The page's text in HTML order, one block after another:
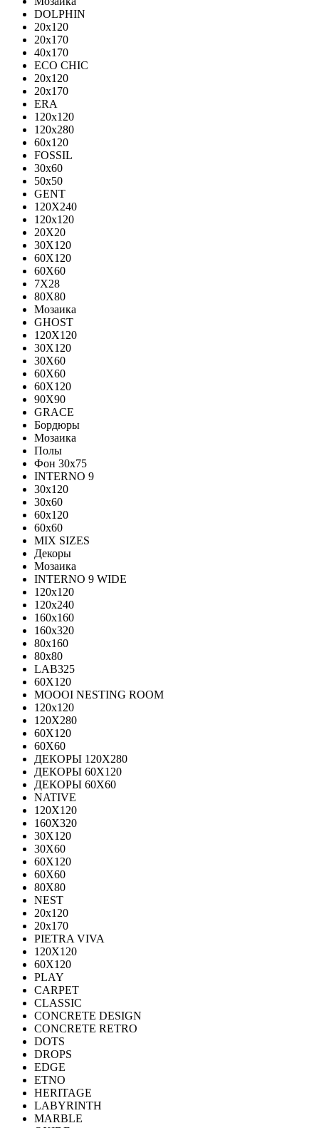
DOLPHIN
20x120
20x170
40x170
ECO CHIC
20х120
20х170
ERA
120x120
120x280
60x120
FOSSIL
30x60
50x50
GENT
120X240
120х120
20X20
30X120
60X120
60X60
7X28
80X80
Мозаика
GHOST
120X120
30X120
30X60
60X60
60Х120
90X90
GRACE
Бордюры
Мозаика
Полы
Фон 30х75
INTERNO 9
30x120
30x60
60x120
60x60
MIX SIZES
Декоры
Мозаика
INTERNO 9 WIDE
120x120
120x240
160x160
160x320
80x160
80x80
LAB325
60X120
MOOOI NESTING ROOM
120x120
120Х280
60Х120
60Х60
ДЕКОРЫ 120Х280
ДЕКОРЫ 60Х120
ДЕКОРЫ 60Х60
NATIVE
120Х120
160Х320
30X120
30X60
60X120
60X60
80Х80
NEST
20x120
20x170
PIETRA VIVA
120X120
60Х120
PLAY
CARPET
CLASSIC
CONCRETE DESIGN
CONCRETE RETRO
DOTS
DROPS
EDGE
ETNO
HERITAGE
LABYRINTH
MARBLE